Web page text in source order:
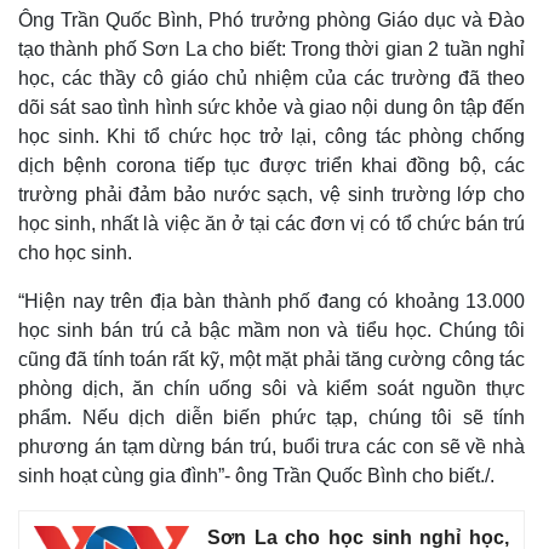
Ông Trần Quốc Bình, Phó trưởng phòng Giáo dục và Đào
tạo thành phố Sơn La cho biết: Trong thời gian 2 tuần nghỉ
học, các thầy cô giáo chủ nhiệm của các trường đã theo
dõi sát sao tình hình sức khỏe và giao nội dung ôn tập đến
học sinh. Khi tổ chức học trở lại, công tác phòng chống
dịch bệnh corona tiếp tục được triển khai đồng bộ, các
trường phải đảm bảo nước sạch, vệ sinh trường lớp cho
học sinh, nhất là việc ăn ở tại các đơn vị có tổ chức bán trú
cho học sinh.
“Hiện nay trên địa bàn thành phố đang có khoảng 13.000
học sinh bán trú cả bậc mầm non và tiểu học. Chúng tôi
cũng đã tính toán rất kỹ, một mặt phải tăng cường công tác
phòng dịch, ăn chín uống sôi và kiểm soát nguồn thực
phẩm. Nếu dịch diễn biến phức tạp, chúng tôi sẽ tính
phương án tạm dừng bán trú, buổi trưa các con sẽ về nhà
sinh hoạt cùng gia đình”- ông Trần Quốc Bình cho biết./.
Sơn La cho học sinh nghỉ học,